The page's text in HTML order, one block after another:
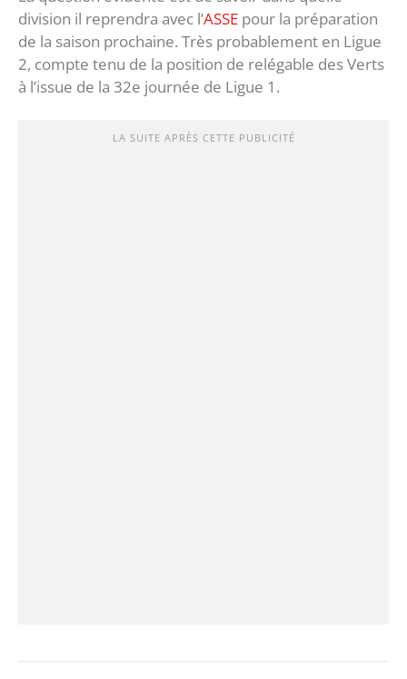
division il reprendra avec l’ASSE pour la préparation
de la saison prochaine. Très probablement en Ligue
2, compte tenu de la position de relégable des Verts
à l’issue de la 32e journée de Ligue 1.
LA SUITE APRÈS CETTE PUBLICITÉ